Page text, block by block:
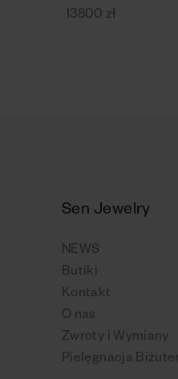
13800 zł
Sen Jewelry
NEWS
Butiki
Kontakt
O nas
Zwroty i Wymiany
Pielęgnacja